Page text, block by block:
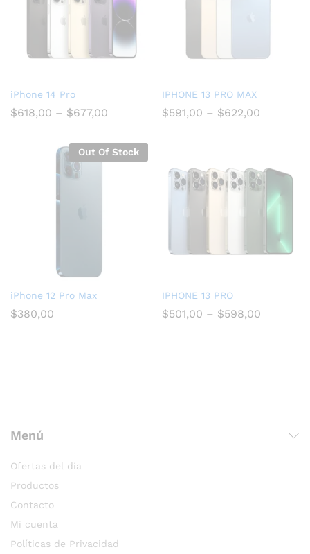
iPhone 14 Pro
$618,00 – $677,00
IPHONE 13 PRO MAX
$591,00 – $622,00
Out Of Stock
iPhone 12 Pro Max
$380,00
IPHONE 13 PRO
$501,00 – $598,00
Menú
Ofertas del día
Productos
Contacto
Mi cuenta
Políticas de Privacidad